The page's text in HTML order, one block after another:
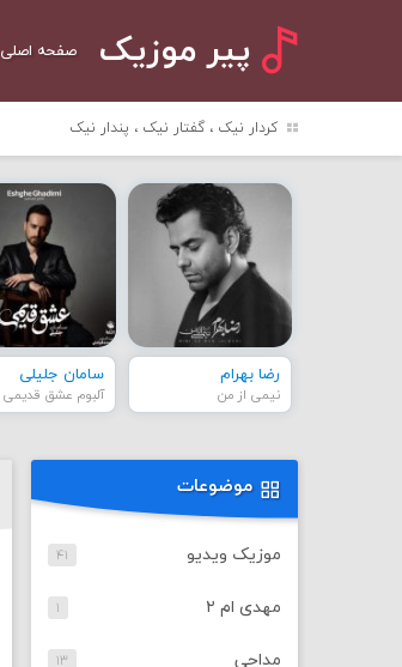
پیر موزیک صفحه اصلی
کردار نیک ، گفتار نیک ، پندار نیک
رضا بهرام
نیمی از من
سامان جلیلی
آلبوم عشق قدیمی
موضوعات
موزیک ویدیو ۴۱
مهدی ام ۲ ۱
مداحی ۱۳